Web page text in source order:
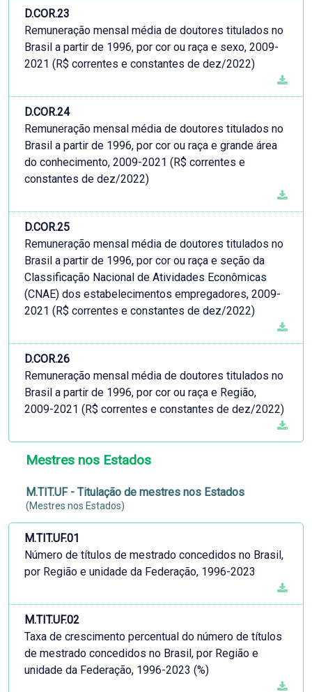
D.COR.23
Remuneração mensal média de doutores titulados no
Brasil a partir de 1996, por cor ou raça e sexo, 2009-
2021 (R$ correntes e constantes de dez/2022)
D.COR.24
Remuneração mensal média de doutores titulados no
Brasil a partir de 1996, por cor ou raça e grande área
do conhecimento, 2009-2021 (R$ correntes e
constantes de dez/2022)
D.COR.25
Remuneração mensal média de doutores titulados no
Brasil a partir de 1996, por cor ou raça e seção da
Classificação Nacional de Atividades Econômicas
(CNAE) dos estabelecimentos empregadores, 2009-
2021 (R$ correntes e constantes de dez/2022)
D.COR.26
Remuneração mensal média de doutores titulados no
Brasil a partir de 1996, por cor ou raça e Região,
2009-2021 (R$ correntes e constantes de dez/2022)
Mestres nos Estados
M.TIT.UF - Titulação de mestres nos Estados
(Mestres nos Estados)
M.TIT.UF.01
Número de títulos de mestrado concedidos no Brasil,
por Região e unidade da Federação, 1996-2023
M.TIT.UF.02
Taxa de crescimento percentual do número de títulos
de mestrado concedidos no Brasil, por Região e
unidade da Federação, 1996-2023 (%)